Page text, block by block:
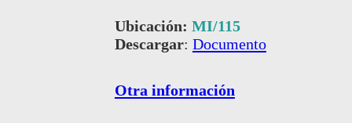
Ubicación: MI/115
Descargar: Documento
Otra información